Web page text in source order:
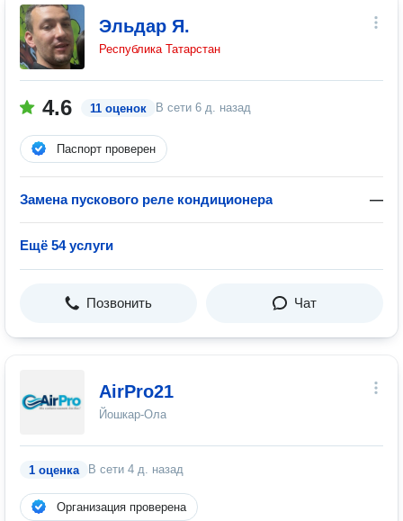
Эльдар Я.
Республика Татарстан
4.6 11 оценок В сети 6 д. назад
Паспорт проверен
Замена пускового реле кондиционера —
Ещё 54 услуги
Позвонить Чат
AirPro21
Йошкар-Ола
1 оценка В сети 4 д. назад
Организация проверена